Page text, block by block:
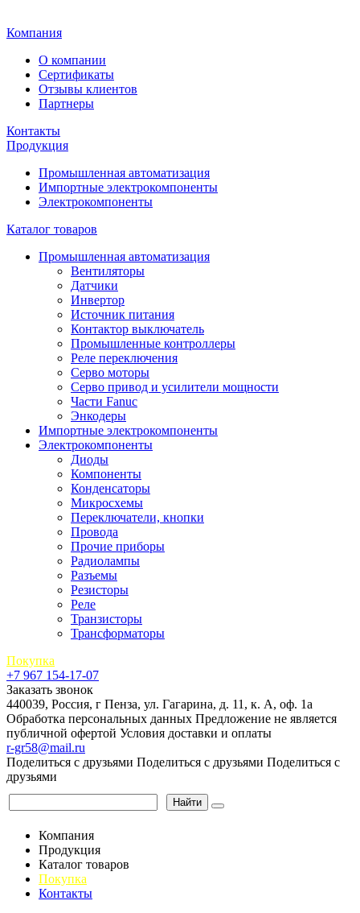
Компания
О компании
Сертификаты
Отзывы клиентов
Партнеры
Контакты
Продукция
Промышленная автоматизация
Импортные электрокомпоненты
Электрокомпоненты
Каталог товаров
Промышленная автоматизация
Вентиляторы
Датчики
Инвертор
Источник питания
Контактор выключатель
Промышленные контроллеры
Реле переключения
Серво моторы
Серво привод и усилители мощности
Части Fanuc
Энкодеры
Импортные электрокомпоненты
Электрокомпоненты
Диоды
Компоненты
Конденсаторы
Микросхемы
Переключатели, кнопки
Провода
Прочие приборы
Радиолампы
Разъемы
Резисторы
Реле
Транзисторы
Трансформаторы
Покупка
+7 967 154-17-07
Заказать звонок
440039, Россия, г Пенза, ул. Гагарина, д. 11, к. А, оф. 1а
Обработка персональных данных Предложение не является
публичной офертой Условия доставки и оплаты
r-gr58@mail.ru
Поделиться с друзьями Поделиться с друзьями Поделиться с
друзьями
Найти
Компания
Продукция
Каталог товаров
Покупка
Контакты